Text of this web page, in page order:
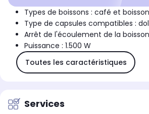
Types de boissons : café et
Type de capsules compatibles :
Arrêt de l'écoulement de la
Puissance : 1.500 W
Toutes les caractéristiques
Services